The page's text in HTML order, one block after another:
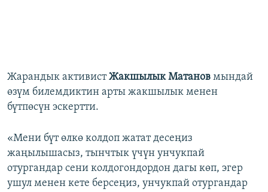
Жарандык активистЖакшылык Матанов мындай
өзүм билемдиктин арты жакшылык менен
бүтпөсүн эскертти.
«Мени бүт өлкө колдоп жатат десеңиз
жаңылышасыз, тынчтык үчүн унчукпай
отургандар сени колдогондордон дагы көп, эгер
ушул менен кете берсеңиз, унчукпай отургандар